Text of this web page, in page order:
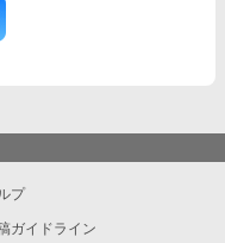
プ
ガイドライン